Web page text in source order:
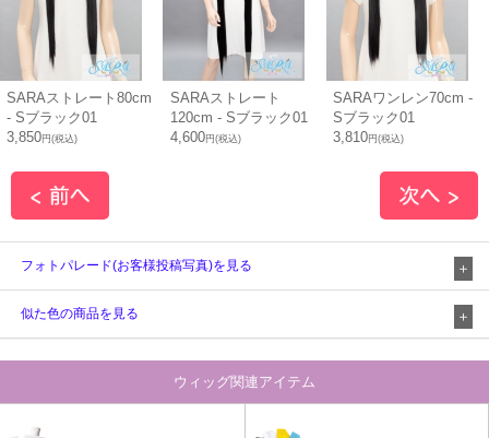
SARAストレート80cm
- Sブラック01
3,850円(税込)
SARAストレート
120cm - Sブラック01
4,600円(税込)
SARAワンレン70cm -
Sブラック01
3,810円(税込)
フォトパレード(お客様投稿写真)を見る
似た色の商品を見る
ウィッグ関連アイテム